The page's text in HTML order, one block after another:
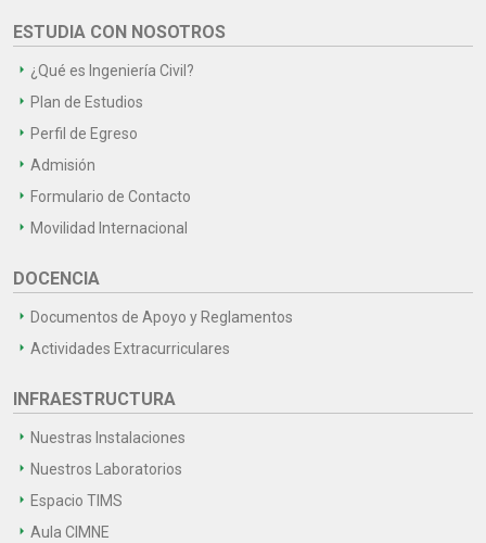
ESTUDIA CON NOSOTROS
¿Qué es Ingeniería Civil?
Plan de Estudios
Perfil de Egreso
Admisión
Formulario de Contacto
Movilidad Internacional
DOCENCIA
Documentos de Apoyo y Reglamentos
Actividades Extracurriculares
INFRAESTRUCTURA
Nuestras Instalaciones
Nuestros Laboratorios
Espacio TIMS
Aula CIMNE